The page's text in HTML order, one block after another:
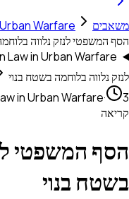
in Urban Warfare
לנזק נלווה בלוחמה
Law in Urban
בלוחמה בשטח בנוי
Law in Urban
המשפטי לנזק
בנוי